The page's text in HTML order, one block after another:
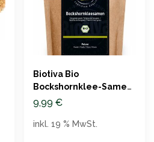
Biotiva Bio
Bockshornklee-Samen
gemahlen 250g
9,99 €
inkl. 19 % MwSt.